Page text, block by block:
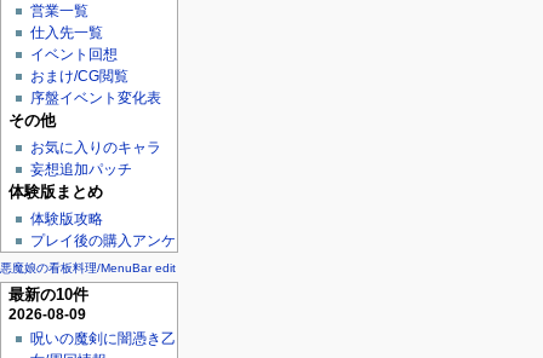
営業一覧
仕入先一覧
イベント回想
おまけ/CG閲覧
序盤イベント変化表
その他
お気に入りのキャラ
妄想追加パッチ
体験版まとめ
体験版攻略
プレイ後の購入アンケ
悪魔娘の看板料理/MenuBar edit
最新の10件
2026-08-09
呪いの魔剣に闇憑き乙